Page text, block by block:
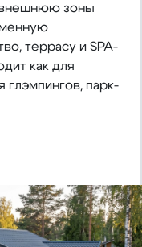
зоны
террасу и SPA-
как для
глэмпингов, парк-